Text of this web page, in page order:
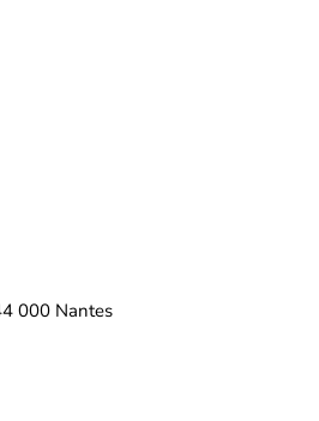
000 Nantes